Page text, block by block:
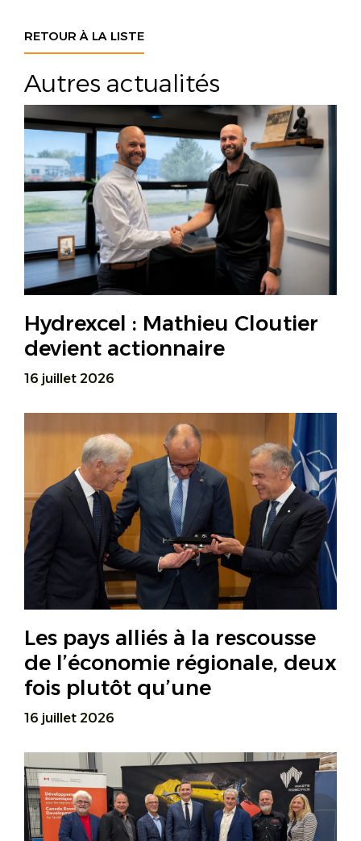
RETOUR À LA LISTE
Autres actualités
Hydrexcel : Mathieu Cloutier
devient actionnaire
16 juillet 2026
Les pays alliés à la rescousse
de l’économie régionale, deux
fois plutôt qu’une
16 juillet 2026